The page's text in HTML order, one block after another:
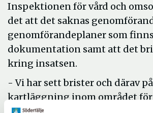
Inspektionen för vård och
det att det saknas
genomförandeplaner som
dokumentation samt att det
kring insatsen.
- Vi har sett brister och därav
kartläggning inom området för